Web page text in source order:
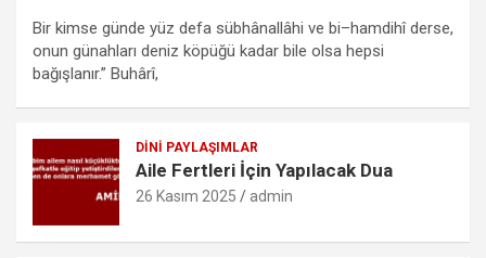
ce
b
o
o
k
wi
tt
er
m
ail
h
at
A
p
p
es
se
g
er
ut
lo
k.
o
m
ail
h
ar
Bir kimse günde yüz defa sübhânallâhi ve bi–hamdihî derse,
onun günahları deniz köpüğü kadar bile olsa hepsi
bağışlanır.” Buhârî,
DINI PAYLAŞIMLAR
Aile Fertleri İçin Yapılacak Dua
26 Kasım 2025 admin